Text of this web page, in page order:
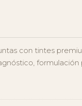
con tintes
formulación